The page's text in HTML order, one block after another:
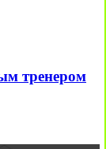
тренером